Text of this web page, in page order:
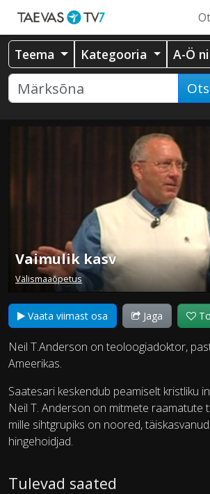
Teema Kategooria A-Ö
Vaimulik kasv
Välismaaõpetus
Vaata viimast osa Jaga
Neil T.Anderson on teoloogiadoktor,
Ameerikas.
Saatesari keskendub peamiselt kristliku
Neil T. Anderson on mitmete raamatute
mille sihtgrupiks on noored,
hingehoidjad.
Tulevad saated